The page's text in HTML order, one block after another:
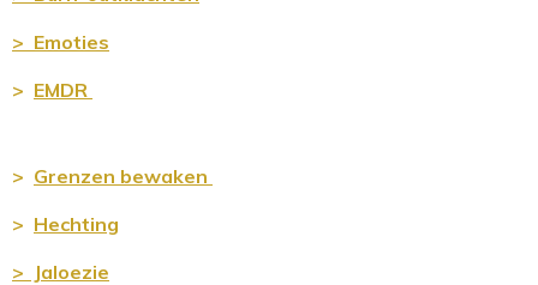
> Emoties
> EMDR
> Grenzen bewaken
> Hechting
> Jaloezie